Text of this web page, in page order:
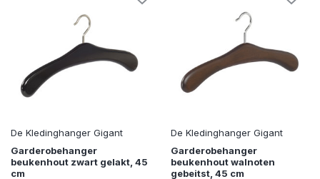
De Kledinghanger Gigant
Garderobehanger
beukenhout zwart gelakt, 45
cm
De Kledinghanger Gigant
Garderobehanger
beukenhout walnoten
gebeitst, 45 cm